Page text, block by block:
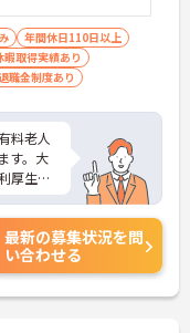
年間休日110日以上
取得実績あり
職金制度あり
料老人
す。大
厚生が
さらに
くださ
最新の募集状況を問
い合わせる